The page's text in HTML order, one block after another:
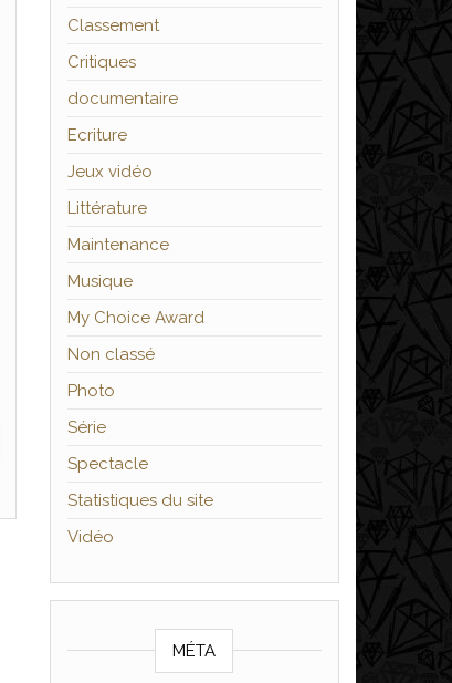
Classement
Critiques
documentaire
Ecriture
Jeux vidéo
Littérature
Maintenance
Musique
My Choice Award
Non classé
Photo
Série
Spectacle
Statistiques du site
Vidéo
MÉTA